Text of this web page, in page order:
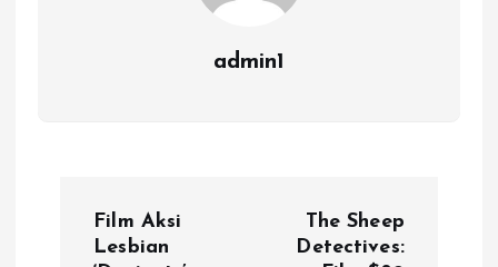
admin1
Film Aksi
Lesbian
The Sheep
Detectives: